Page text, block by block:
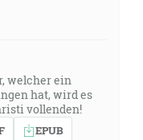
welcher ein
hat, wird es
vollenden!
EPUB